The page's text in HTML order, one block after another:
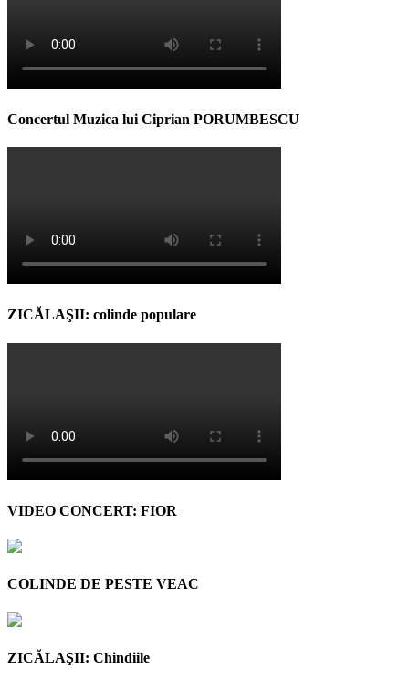
Concertul Muzica lui Ciprian PORUMBESCU
ZICĂLAŞII: colinde populare
VIDEO CONCERT: FIOR
COLINDE DE PESTE VEAC
ZICĂLAŞII: Chindiile